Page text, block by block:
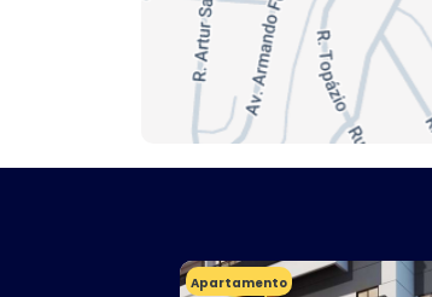
Apartamento